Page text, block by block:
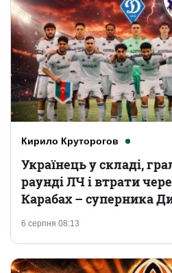
Кирило Круторогов
6 серпня 08:13
Українець у складі,
раунді ЛЧ і втрати
Карабах – суперника